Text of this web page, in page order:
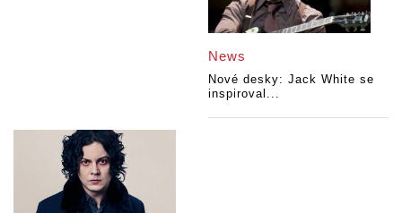
News
Nové desky: Jack White se
inspiroval...